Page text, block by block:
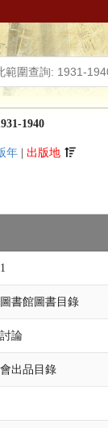
1940
年 |出版地
書館圖書目錄
論
出品目錄